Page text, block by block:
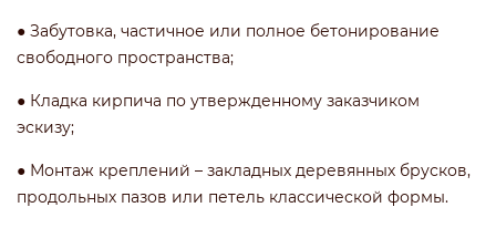
● Забутовка, частичное или полное бетонирование
свободного пространства;
● Кладка кирпича по утвержденному заказчиком
эскизу;
● Монтаж креплений – закладных деревянных брусков,
продольных пазов или петель классической формы.